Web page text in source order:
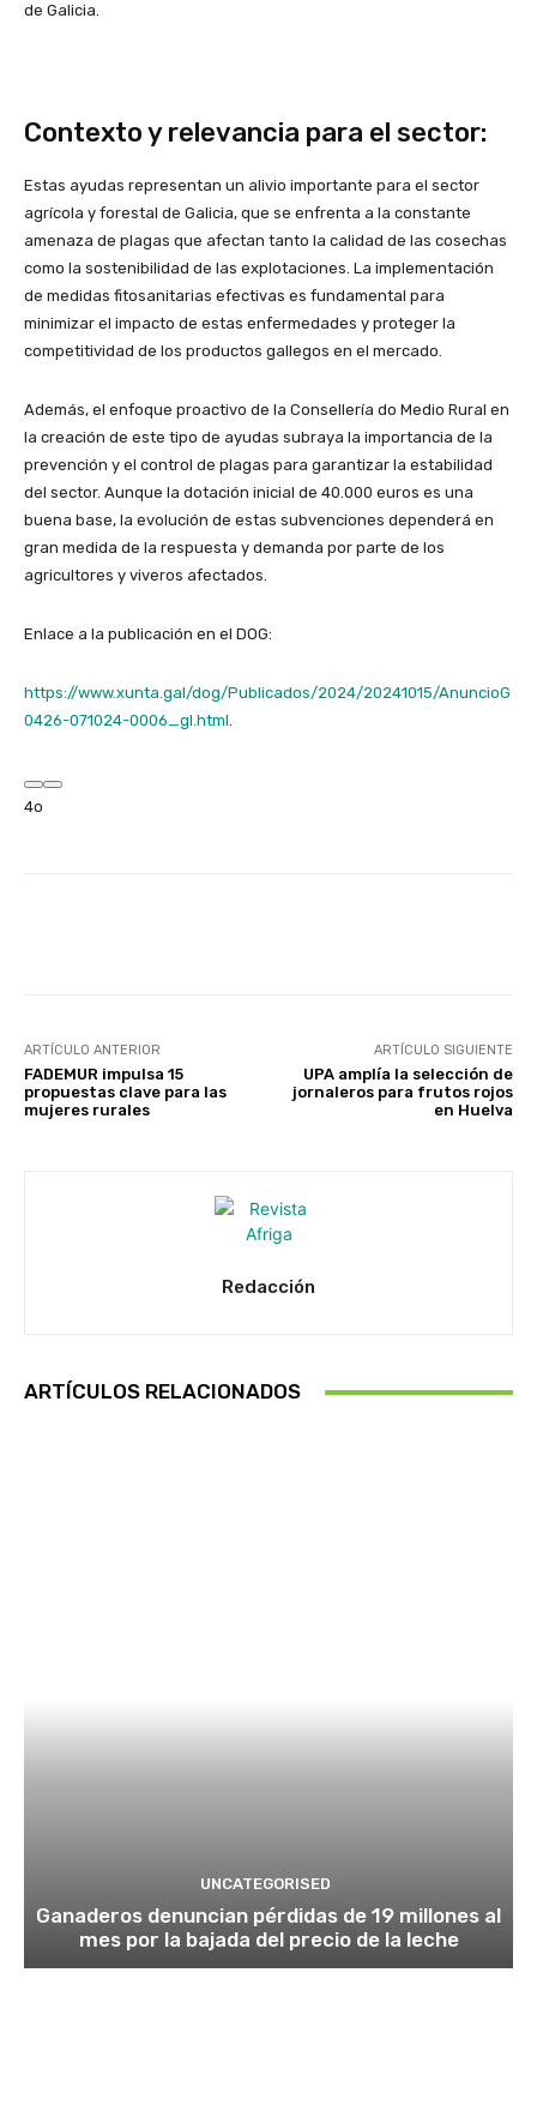
de Galicia.
Contexto y relevancia para el sector:
Estas ayudas representan un alivio importante para el sector
agrícola y forestal de Galicia, que se enfrenta a la constante
amenaza de plagas que afectan tanto la calidad de las cosechas
como la sostenibilidad de las explotaciones. La implementación
de medidas fitosanitarias efectivas es fundamental para
minimizar el impacto de estas enfermedades y proteger la
competitividad de los productos gallegos en el mercado.
Además, el enfoque proactivo de la Consellería do Medio Rural en
la creación de este tipo de ayudas subraya la importancia de la
prevención y el control de plagas para garantizar la estabilidad
del sector. Aunque la dotación inicial de 40.000 euros es una
buena base, la evolución de estas subvenciones dependerá en
gran medida de la respuesta y demanda por parte de los
agricultores y viveros afectados.
Enlace a la publicación en el DOG:
https://www.xunta.gal/dog/Publicados/2024/20241015/AnuncioG
0426-071024-0006_gl.html.
4o
ARTÍCULO ANTERIOR
FADEMUR impulsa 15
propuestas clave para las
mujeres rurales
ARTÍCULO SIGUIENTE
UPA amplía la selección de
jornaleros para frutos rojos
en Huelva
Redacción
ARTÍCULOS RELACIONADOS
UNCATEGORISED
Ganaderos denuncian pérdidas de 19 millones al
mes por la bajada del precio de la leche